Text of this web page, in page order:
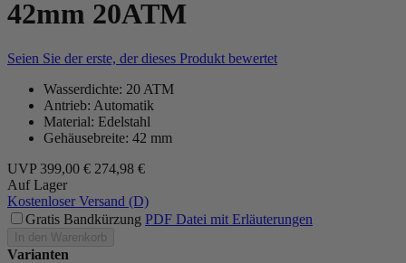
42mm 20ATM
Seien Sie der erste, der dieses Produkt bewertet
Wasserdichte: 20 ATM
Antrieb: Automatik
Material: Edelstahl
Gehäusebreite: 42 mm
UVP 399,00 € 274,98 €
Auf Lager
Kostenloser Versand (D)
Gratis Bandkürzung PDF Datei mit Erläuterungen
In den Warenkorb
Varianten